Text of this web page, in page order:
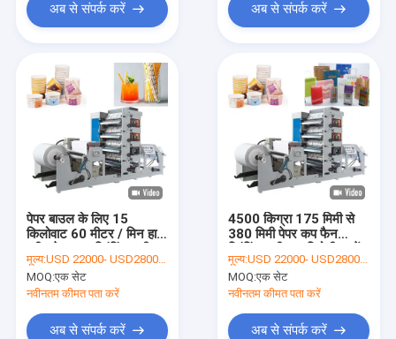
अब से संपर्क करें अब से संपर्क करें
पेपर बाउल के लिए 15
किलोवाट 60 मीटर / मिन हाई
मूल्य:USD 22000- USD28000 / set
MOQ:एक सेट
नवीनतम कीमत पता करें
अब से संपर्क करें
4500 किग्रा 175 मिमी से
380 मिमी पेपर कप फैन
मूल्य:USD 22000- USD28000 / set
MOQ:एक सेट
नवीनतम कीमत पता करें
अब से संपर्क करें